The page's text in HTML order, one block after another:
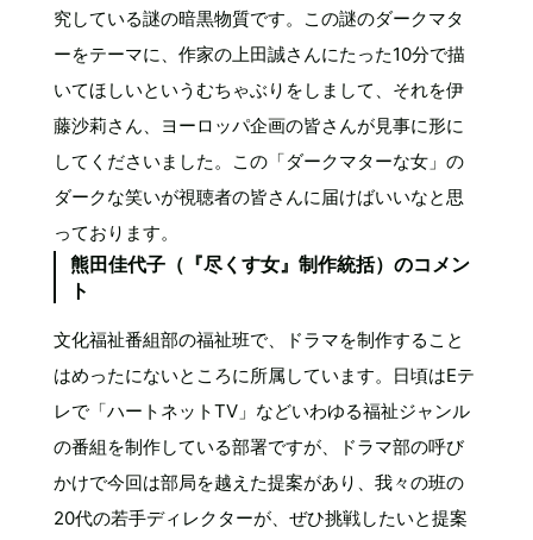
究している謎の暗黒物質です。この謎のダークマタ
ーをテーマに、作家の上田誠さんにたった10分で描
いてほしいというむちゃぶりをしまして、それを伊
藤沙莉さん、ヨーロッパ企画の皆さんが見事に形に
してくださいました。この「ダークマターな女」の
ダークな笑いが視聴者の皆さんに届けばいいなと思
っております。
熊田佳代子（『尽くす女』制作統括）のコメン
ト
文化福祉番組部の福祉班で、ドラマを制作すること
はめったにないところに所属しています。日頃はEテ
レで「ハートネットTV」などいわゆる福祉ジャンル
の番組を制作している部署ですが、ドラマ部の呼び
かけで今回は部局を越えた提案があり、我々の班の
20代の若手ディレクターが、ぜひ挑戦したいと提案